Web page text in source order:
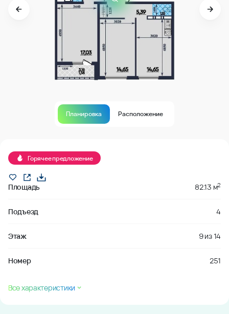
Планировка Расположение
Горячее предложение
Площадь 82.13 м2
Подъезд 4
Этаж 9из14
Номер 251
Все характеристики